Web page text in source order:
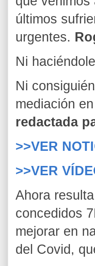
últimos
urgentes.
Ni
Ni
mediación
redactada
>>VER
>>VER
Ahora
concedidos
mejorar en
del Covid,